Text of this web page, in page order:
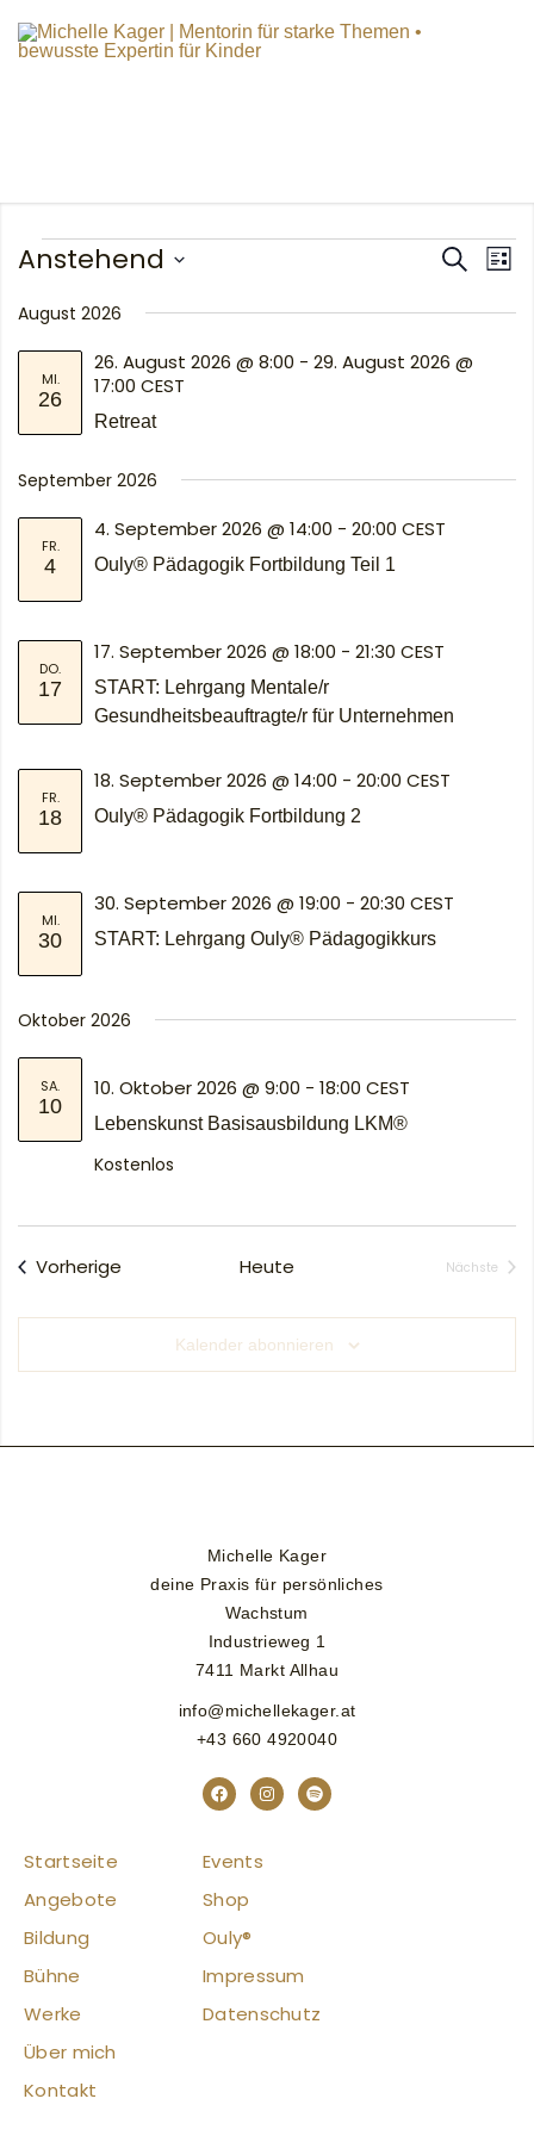
Suche
Liste
Anstehend
wählen.
August 2026
MI.
26
Retreat
26. August 2026 @ 8:00 - 29. August 2026 @
17:00 CEST
September 2026
FR.
4 Ouly® Pädagogik Fortbildung Teil 1
4. September 2026 @ 14:00 - 20:00 CEST
DO.
17
START: Lehrgang Mentale/r
Gesundheitsbeauftragte/r für Unternehmen
17. September 2026 @ 18:00 - 21:30 CEST
FR.
18 Ouly® Pädagogik Fortbildung 2
18. September 2026 @ 14:00 - 20:00 CEST
MI.
30 START: Lehrgang Ouly® Pädagogikkurs
30. September 2026 @ 19:00 - 20:30 CEST
Oktober 2026
SA.
10
Lebenskunst Basisausbildung LKM®
10. Oktober 2026 @ 9:00 - 18:00 CEST
Kostenlos
Vorherige Veranstaltungen
Heute
Nächste
Kalender abonnieren
Michelle Kager
deine Praxis für persönliches
Wachstum
Industrieweg 1
7411 Markt Allhau
info@michellekager.at
+43 660 4920040
Startseite
Angebote
Bildung
Bühne
Werke
Über mich
Kontakt
Events
Shop
Ouly®
Impressum
Datenschutz